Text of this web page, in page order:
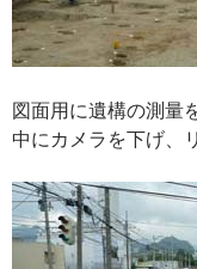
図面用に遺構の測量
中にカメラを下げ、